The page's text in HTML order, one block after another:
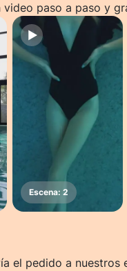
paso a paso y
el pedido a nuestros